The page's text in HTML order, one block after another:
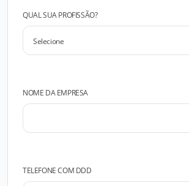
QUAL SUA PROFISSÃO?
NOME DA EMPRESA
TELEFONE COM DDD